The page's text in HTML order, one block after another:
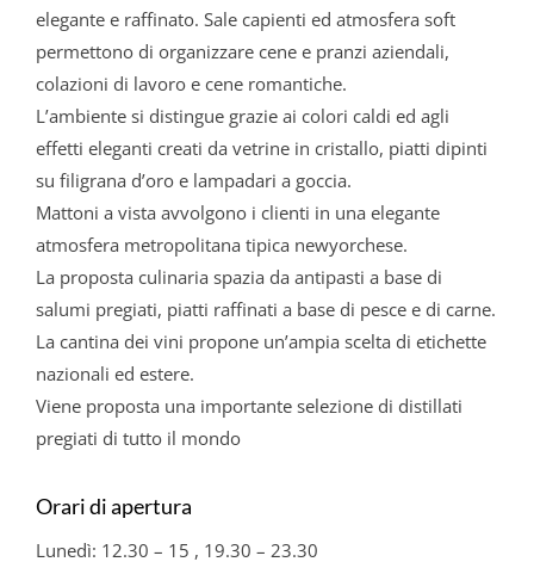
elegante e raffinato. Sale capienti ed atmosfera soft
permettono di organizzare cene e pranzi aziendali,
colazioni di lavoro e cene romantiche.
L’ambiente si distingue grazie ai colori caldi ed agli
effetti eleganti creati da vetrine in cristallo, piatti dipinti
su filigrana d’oro e lampadari a goccia.
Mattoni a vista avvolgono i clienti in una elegante
atmosfera metropolitana tipica newyorchese.
La proposta culinaria spazia da antipasti a base di
salumi pregiati, piatti raffinati a base di pesce e di carne.
La cantina dei vini propone un’ampia scelta di etichette
nazionali ed estere.
Viene proposta una importante selezione di distillati
pregiati di tutto il mondo
Orari di apertura
Lunedì: 12.30 – 15 , 19.30 – 23.30